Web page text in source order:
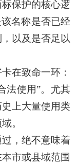
保护的核心逻
名称是否已经
以及是否足以
在致命一环：
法使用”。尤其
上大量使用类
。
，绝不意味着
市或县域范围